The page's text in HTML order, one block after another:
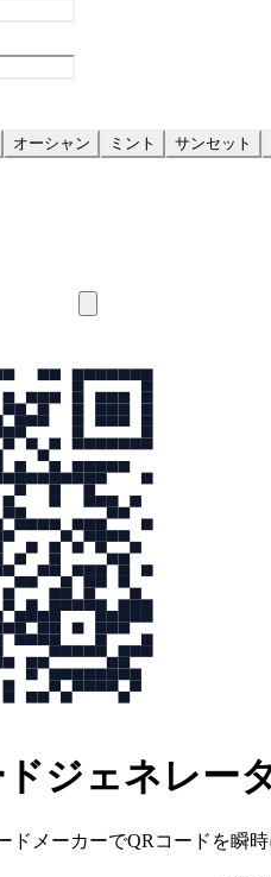
オーシャン ミント サンセット
ジェネレー
ドメーカーでQRコードを瞬